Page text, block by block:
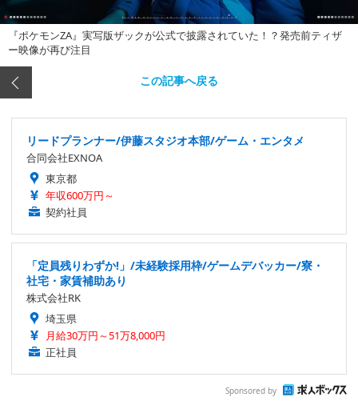
『ポケモンZA』実写版ザックが公式で披露されていた！？発売前ティザ
ー映像が再び注目
この記事へ戻る
リードプランナー/伊藤スタジオ本部/ゲーム・エンタメ
合同会社EXNOA
東京都
年収600万円～
契約社員
「定員残りわずか!」/未経験採用枠/ゲームデバッカー/寮・
社宅・家賃補助あり
株式会社RK
埼玉県
月給30万円～51万8,000円
正社員
Sponsored by